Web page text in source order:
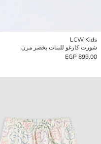
LCW Kids
شورت كارغو للبنات بخصر مرن
899.00 EGP